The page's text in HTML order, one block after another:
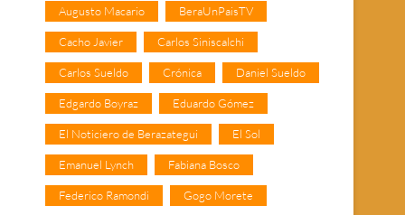
Augusto Macario BeraUnPaisTV
Cacho Javier Carlos Siniscalchi
Carlos Sueldo Crónica Daniel Sueldo
Edgardo Boyraz Eduardo Gómez
El Noticiero de Berazategui El Sol
Emanuel Lynch Fabiana Bosco
Federico Ramondi Gogo Morete